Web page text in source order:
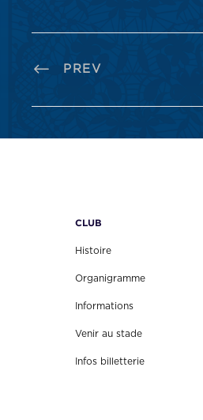
PREV
CLUB
Histoire
Organigramme
Informations
Venir au stade
Infos billetterie